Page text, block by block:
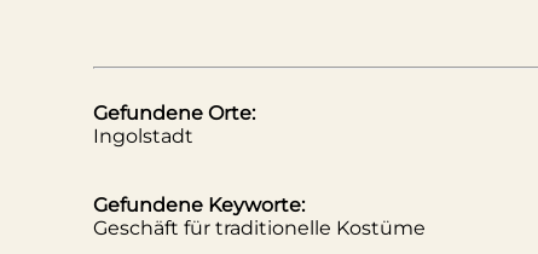
Gefundene Orte:
Ingolstadt
Gefundene Keyworte:
Geschäft für traditionelle Kostüme